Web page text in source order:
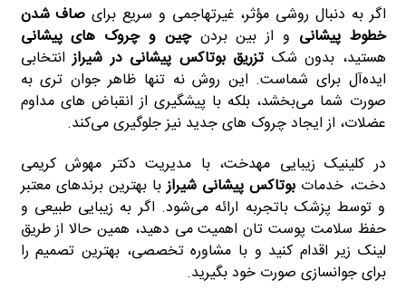
اگر به دنبال روشی مؤثر، غیرتهاجمی و سریع برای صاف شدن
خطوط پیشانی و از بین بردنچین و چروک‌ های پیشانی
هستید، بدون شک تزریق بوتاکس پیشانی در شیرازانتخابی
ایده‌آل برای شماست. این روش نه‌ تنها ظاهر جوان‌ تری به
صورت شما می‌بخشد، بلکه با پیشگیری از انقباض‌ های مداوم
عضلات، از ایجاد چروک‌ های جدید نیز جلوگیری می‌کند.
در کلینیک زیبایی مهدخت، با مدیریت دکتر مهوش کریمی
دخت، خدمات بوتاکس پیشانی شیرازبا بهترین برندهای معتبر
و توسط پزشک باتجربه ارائه می‌شود. اگر به زیبایی طبیعی و
حفظ سلامت پوست‌ تان اهمیت می‌ دهید، همین حالا از طریق
لینک زیر اقدام کنید و با مشاوره تخصصی، بهترین تصمیم را
برای جوانسازی صورت خود بگیرید.